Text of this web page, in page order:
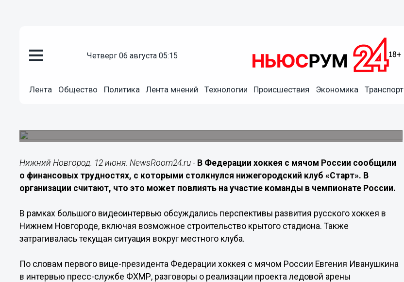
четверг 06 августа 05:15
Лента Общество Политика Лента мнений Технологии Происшествия Экономика Транспорт
В ФХМР сообщили о финансовых трудностях
Нижний Новгород. 12 июня. NewsRoom24.ru - В Федерации хоккея с мячом России сообщили
о финансовых трудностях, с которыми столкнулся нижегородский клуб «Старт». В
организации считают, что это может повлиять на участие команды в чемпионате России.
В рамках большого видеоинтервью обсуждались перспективы развития русского хоккея в
Нижнем Новгороде, включая возможное строительство крытого стадиона. Также
затрагивалась текущая ситуация вокруг местного клуба.
По словам первого вице-президента Федерации хоккея с мячом России Евгения Иванушкина
в интервью пресс-службе ФХМР, разговоры о реализации проекта ледовой арены